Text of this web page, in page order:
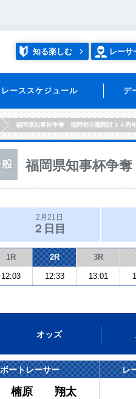
知る楽しむ レーサ
レーススケジュール デ
福岡県知事杯争奪 福岡都市圏開設３４周
福岡県知事杯争
2月21日
２日目
1R 2R 3R
12:03 12:33 13:01
オッズ
ボートレーサー レ
楠原 翔太